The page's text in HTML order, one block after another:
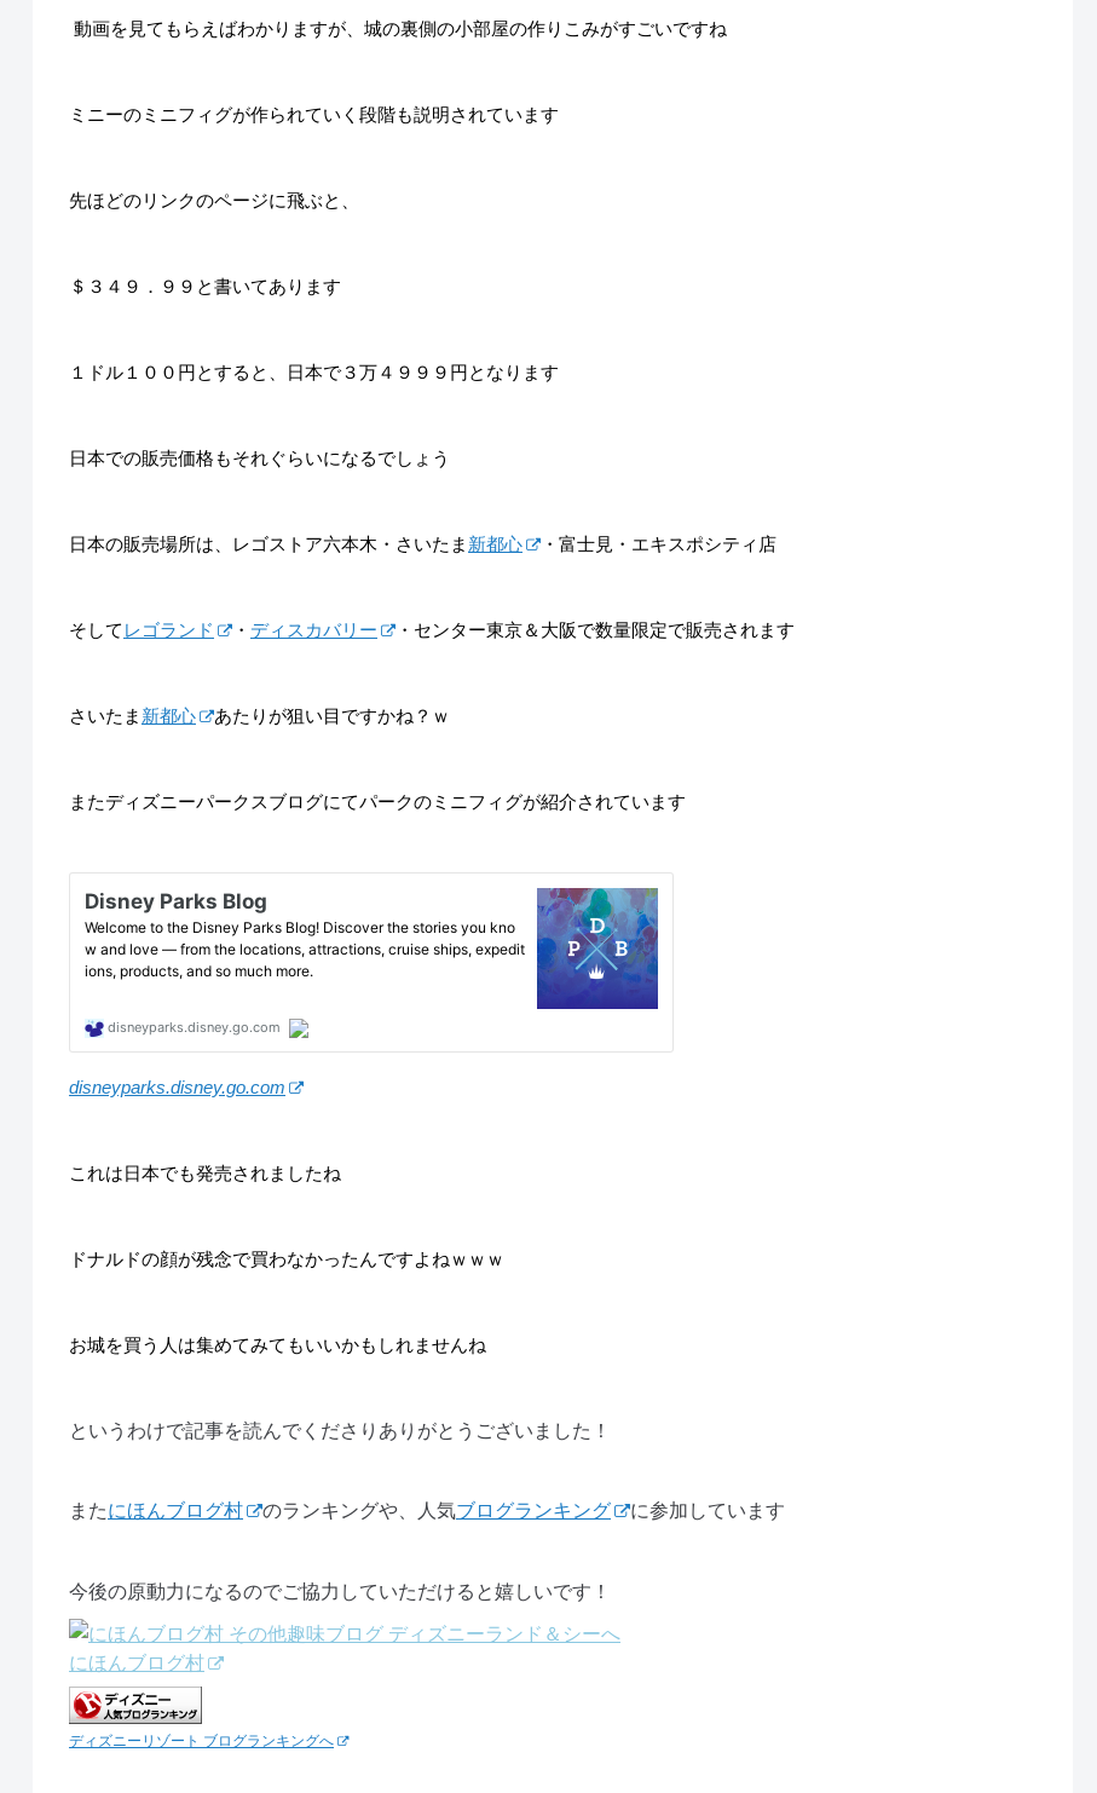
動画を見てもらえばわかりますが、城の裏側の小部屋の作りこみがすごいですね
ミニーのミニフィグが作られていく段階も説明されています
先ほどのリンクのページに飛ぶと、
＄３４９．９９と書いてあります
１ドル１００円とすると、日本で３万４９９９円となります
日本での販売価格もそれぐらいになるでしょう
日本の販売場所は、レゴストア六本木・さいたま 新都心 ・富士見・エキスポシティ店
そして レゴランド ・ ディスカバリー ・センター東京＆大阪で数量限定で販売されます
さいたま 新都心 あたりが狙い目ですかね？ｗ
またディズニーパークスブログにてパークのミニフィグが紹介されています
disneyparks.disney.go.com
これは日本でも発売されましたね
ドナルドの顔が残念で買わなかったんですよねｗｗｗ
お城を買う人は集めてみてもいいかもしれませんね
というわけで記事を読んでくださりありがとうございました！
またにほんブログ村 のランキングや、人気ブログランキング に参加しています
今後の原動力になるのでご協力していただけると嬉しいです！
にほんブログ村
ディズニーリゾート ブログランキングへ